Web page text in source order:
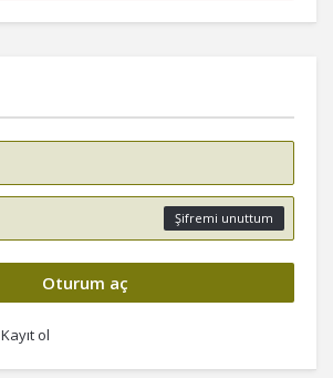
Şifremi unuttum
Kayıt ol